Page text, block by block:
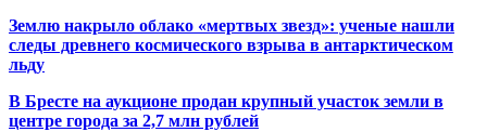
Землю накрыло облако «мертвых звезд»: ученые нашли
следы древнего космического взрыва в антарктическом
льду
В Бресте на аукционе продан крупный участок земли в
центре города за 2,7 млн рублей